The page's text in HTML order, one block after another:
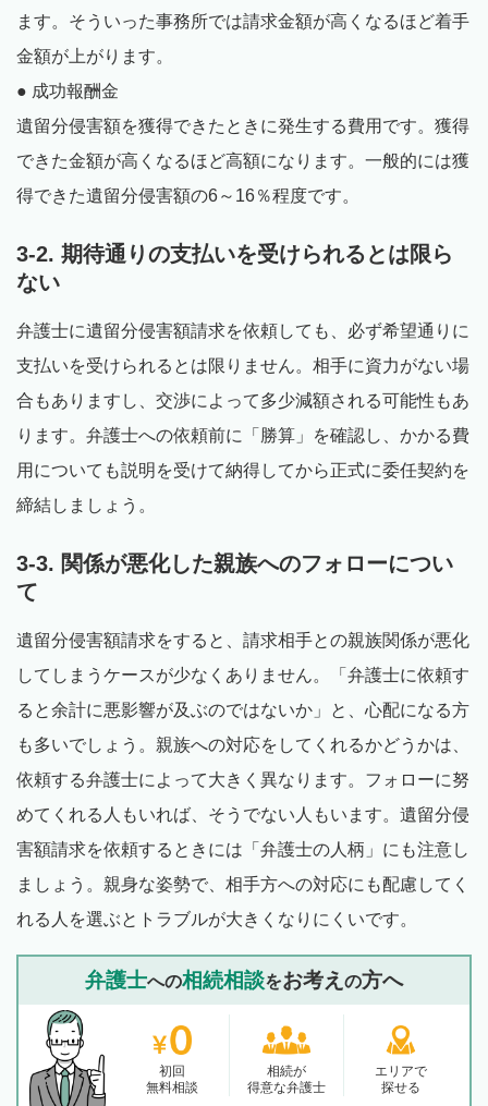
ます。そういった事務所では請求金額が高くなるほど着手
金額が上がります。
● 成功報酬金
遺留分侵害額を獲得できたときに発生する費用です。獲得
できた金額が高くなるほど高額になります。一般的には獲
得できた遺留分侵害額の6～16％程度です。
3-2. 期待通りの支払いを受けられるとは限ら
ない
弁護士に遺留分侵害額請求を依頼しても、必ず希望通りに
支払いを受けられるとは限りません。相手に資力がない場
合もありますし、交渉によって多少減額される可能性もあ
ります。弁護士への依頼前に「勝算」を確認し、かかる費
用についても説明を受けて納得してから正式に委任契約を
締結しましょう。
3-3. 関係が悪化した親族へのフォローについ
て
遺留分侵害額請求をすると、請求相手との親族関係が悪化
してしまうケースが少なくありません。「弁護士に依頼す
ると余計に悪影響が及ぶのではないか」と、心配になる方
も多いでしょう。親族への対応をしてくれるかどうかは、
依頼する弁護士によって大きく異なります。フォローに努
めてくれる人もいれば、そうでない人もいます。遺留分侵
害額請求を依頼するときには「弁護士の人柄」にも注意し
ましょう。親身な姿勢で、相手方への対応にも配慮してく
れる人を選ぶとトラブルが大きくなりにくいです。
弁護士への相続相談をお考え の方へ
初回
無料相談
相続が
得意な弁護士
エリアで
探せる